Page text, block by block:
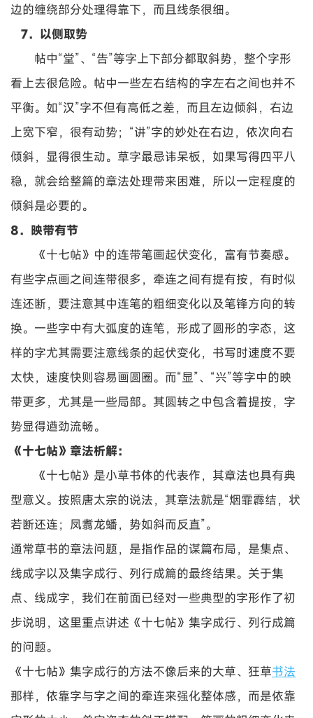
边的缠绕部分处理得靠下，而且线条很细。
7．以侧取势
帖中“堂”、“告”等字上下部分都取斜势，整个字形
看上去很危险。帖中一些左右结构的字左右之间也并不
平衡。如“汉”字不但有高低之差，而且左边倾斜，右边
上宽下窄，很有动势；“讲”字的妙处在右边，依次向右
倾斜，显得很生动。草字最忌讳呆板，如果写得四平八
稳，就会给整篇的章法处理带来困难，所以一定程度的
倾斜是必要的。
8．映带有节
《十七帖》中的连带笔画起伏变化，富有节奏感。
有些字点画之间连带很多，牵连之间有提有按，有时似
连还断，要注意其中连笔的粗细变化以及笔锋方向的转
换。一些字中有大弧度的连笔，形成了圆形的字态，这
样的字尤其需要注意线条的起伏变化，书写时速度不要
太快，速度快则容易画圆圈。而“显”、“兴”等字中的映
带更多，尤其是一些局部。其圆转之中包含着提按，字
势显得遒劲流畅。
《十七帖》章法析解：
《十七帖》是小草书体的代表作，其章法也具有典
型意义。按照唐太宗的说法，其章法就是“烟霏霹结，状
若断还连；凤翥龙蟠，势如斜而反直”。
通常草书的章法问题，是指作品的谋篇布局，是集点、
线成字以及集字成行、列行成篇的最终结果。关于集
点、线成字，我们在前面已经对一些典型的字形作了初
步说明，这里重点讲述《十七帖》集字成行、列行成篇
的问题。
《十七帖》集字成行的方法不像后来的大草、狂草书法
那样，依靠字与字之间的牵连来强化整体感，而是依靠